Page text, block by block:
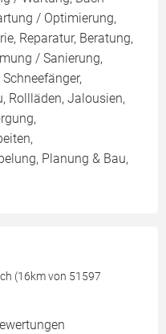
/ Optimierung,
Reparatur, Beratung,
/ Sanierung,
Rollläden, Jalousien,
Planung & Bau,
(16km von 51597